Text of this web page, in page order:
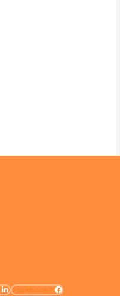
Facebook-f